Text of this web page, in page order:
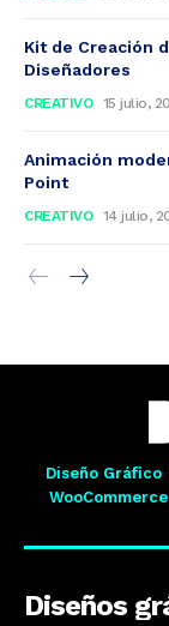
Kit de Creación
Diseñadores
CREATIVO 15 julio,
Animación
Point
CREATIVO 14 julio,
Diseño Gráfico
WooCommerce
Diseños